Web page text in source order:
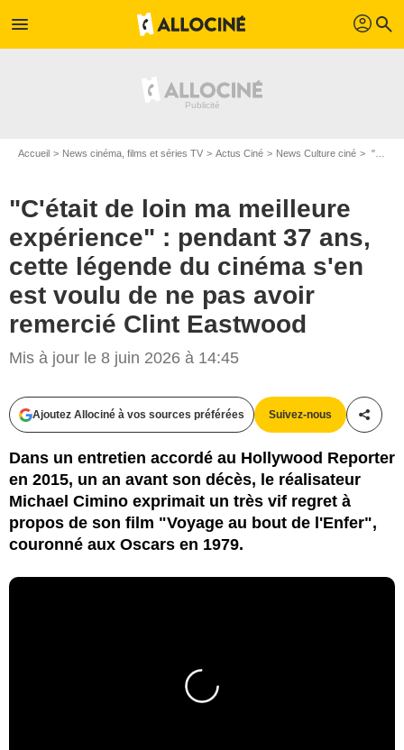
menu profil search
Accueil News cinéma, films et séries TV Actus Ciné News Culture ciné "C'était de loin ma meilleure expérience" : pendant 37 ans, cette légende du cinéma s'en est voulu de ne pas avoir remercié Clint Eastwood
"C'était de loin ma meilleure
expérience" : pendant 37 ans,
cette légende du cinéma s'en
est voulu de ne pas avoir
remercié Clint Eastwood
Mis à jour le 8 juin 2026 à 14:45
Ajoutez Allociné à vos sources préférées Suivez-nous
Dans un entretien accordé au Hollywood Reporter
en 2015, un an avant son décès, le réalisateur
Michael Cimino exprimait un très vif regret à
propos de son film "Voyage au bout de l'Enfer",
couronné aux Oscars en 1979.